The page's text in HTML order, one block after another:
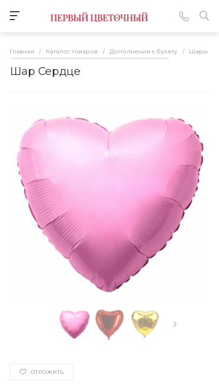
Главная / Каталог товаров / Дополнения к букету / Шары
Шар Сердце
ОТЛОЖИТЬ